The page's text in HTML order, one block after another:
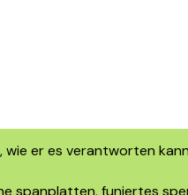
er es verantworten